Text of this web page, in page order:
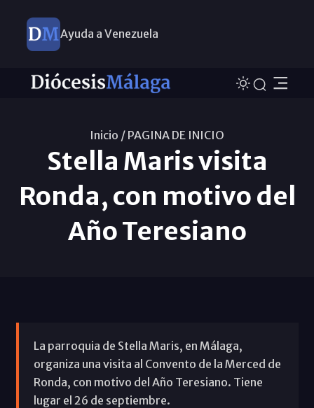
Ayuda a Venezuela
Inicio / PAGINA DE INICIO
Stella Maris visita
Ronda, con motivo del
Año Teresiano
La parroquia de Stella Maris, en Málaga,
organiza una visita al Convento de la Merced de
Ronda, con motivo del Año Teresiano. Tiene
lugar el 26 de septiembre.